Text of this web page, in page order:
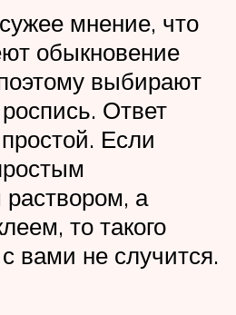
мнение, что
обыкновение
выбирают
Ответ
Если
а
то такого
с вами не случится.